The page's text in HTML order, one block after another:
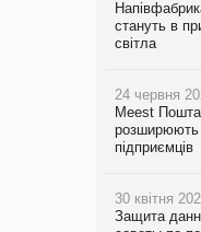
стануть в
світла
24 червня
Meest
розширюють
підприємців
30 квітня
Защита